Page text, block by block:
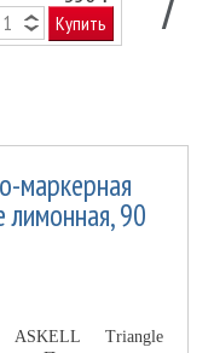
Купить
маркерная
лимонная, 90
ASKELL Triangle